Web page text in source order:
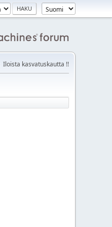
Iloista kasvatuskautta !!